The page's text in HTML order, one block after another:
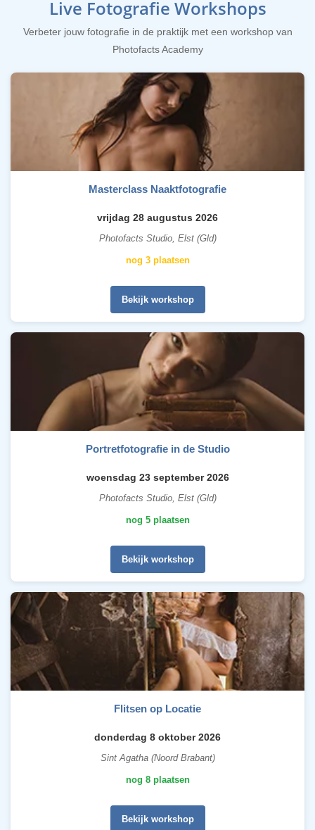
Live Fotografie Workshops
Verbeter jouw fotografie in de praktijk met een workshop van
Photofacts Academy
Masterclass Naaktfotografie
vrijdag 28 augustus 2026
Photofacts Studio, Elst (Gld)
nog 3 plaatsen
Bekijk workshop
Portretfotografie in de Studio
woensdag 23 september 2026
Photofacts Studio, Elst (Gld)
nog 5 plaatsen
Bekijk workshop
Flitsen op Locatie
donderdag 8 oktober 2026
Sint Agatha (Noord Brabant)
nog 8 plaatsen
Bekijk workshop